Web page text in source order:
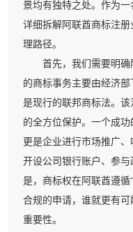
景均有独特之处。作为
详细拆解阿联酋商标注
理路径。
首先，我们需要明确
的商标事务主要由经济
是现行的联邦商标法。
的全方位保护。一个成功
更是企业进行市场推广
开设公司银行账户、参
是，商标权在阿联酋遵循
合规的申请，谁就更有
重要性。